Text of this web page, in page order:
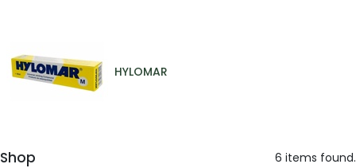
HYLOMAR
Shop 6 items found.